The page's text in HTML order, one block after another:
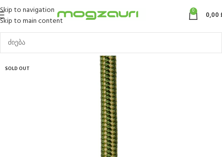
Skip to navigation
Skip to main content
0 0,00
SOLD OUT